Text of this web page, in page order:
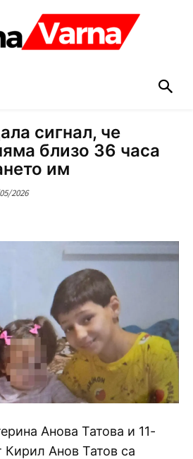
сигнал, че
близо 36 часа
им
2026
Анова Татова и 11-
Кирил Анов Татов са